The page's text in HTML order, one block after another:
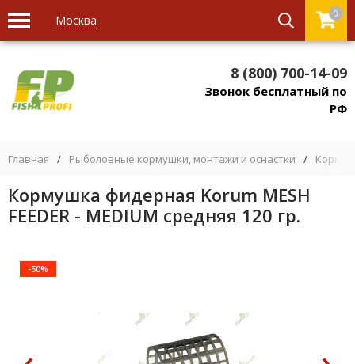
Москва 0
8 (800) 700-14-09
Звонок бесплатный по
РФ
Главная / Рыболовные кормушки, монтажи и оснастки /
Кормушка фидерная Korum MESH
FEEDER - MEDIUM средняя 120 гр.
-50%